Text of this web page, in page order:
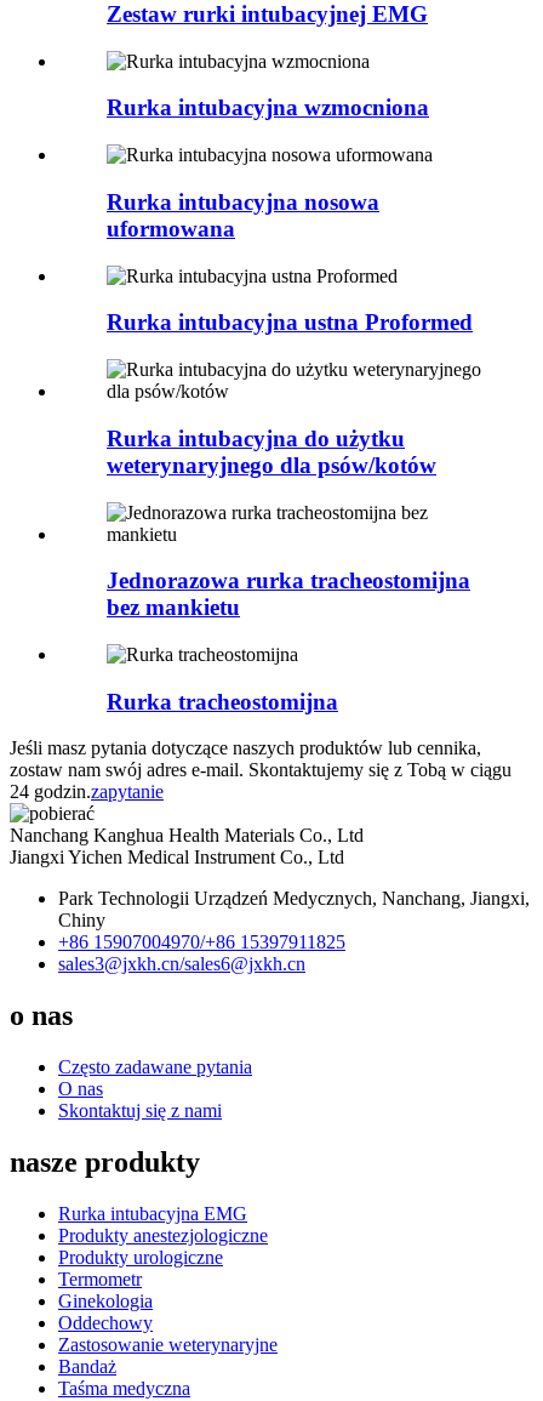
Zestaw rurki intubacyjnej EMG
Rurka intubacyjna wzmocniona
Rurka intubacyjna nosowa
uformowana
Rurka intubacyjna ustna Proformed
Rurka intubacyjna do użytku
weterynaryjnego dla psów/kotów
Jednorazowa rurka tracheostomijna
bez mankietu
Rurka tracheostomijna
Jeśli masz pytania dotyczące naszych produktów lub cennika,
zostaw nam swój adres e-mail. Skontaktujemy się z Tobą w ciągu
24 godzin.zapytanie
Nanchang Kanghua Health Materials Co., Ltd
Jiangxi Yichen Medical Instrument Co., Ltd
Park Technologii Urządzeń Medycznych, Nanchang, Jiangxi,
Chiny
+86 15907004970/+86 15397911825
sales3@jxkh.cn/sales6@jxkh.cn
o nas
Często zadawane pytania
O nas
Skontaktuj się z nami
nasze produkty
Rurka intubacyjna EMG
Produkty anestezjologiczne
Produkty urologiczne
Termometr
Ginekologia
Oddechowy
Zastosowanie weterynaryjne
Bandaż
Taśma medyczna